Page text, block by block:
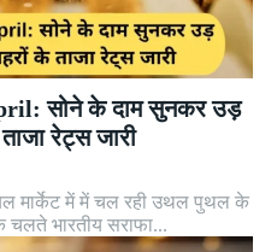
सोने के दाम सुनकर उड़
रेट्स जारी
मार्केट में में चल रही उथल पुथल के
चलते भारतीय सराफा...